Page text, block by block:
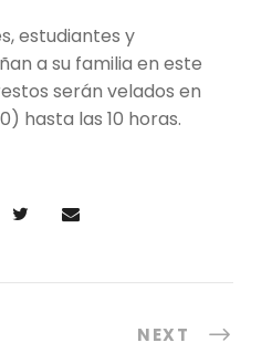
estudiantes y
a su familia en este
serán velados en
hasta las 10 horas.
NEXT